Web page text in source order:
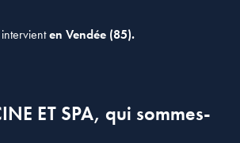
en Vendée (85).